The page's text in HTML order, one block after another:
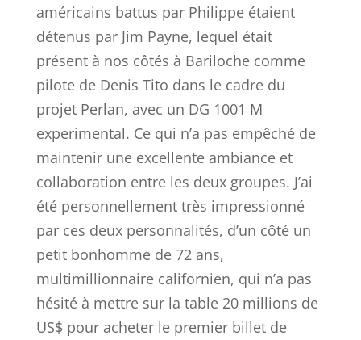
américains battus par Philippe étaient
détenus par Jim Payne, lequel était
présent à nos côtés à Bariloche comme
pilote de Denis Tito dans le cadre du
projet Perlan, avec un DG 1001 M
experimental. Ce qui n’a pas empêché de
maintenir une excellente ambiance et
collaboration entre les deux groupes. J’ai
été personnellement très impressionné
par ces deux personnalités, d’un côté un
petit bonhomme de 72 ans,
multimillionnaire californien, qui n’a pas
hésité à mettre sur la table 20 millions de
US$ pour acheter le premier billet de